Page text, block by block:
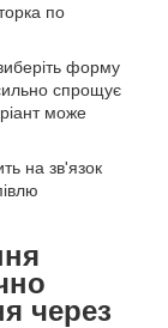
по
форму
спрощує
може
на зв'язок
через